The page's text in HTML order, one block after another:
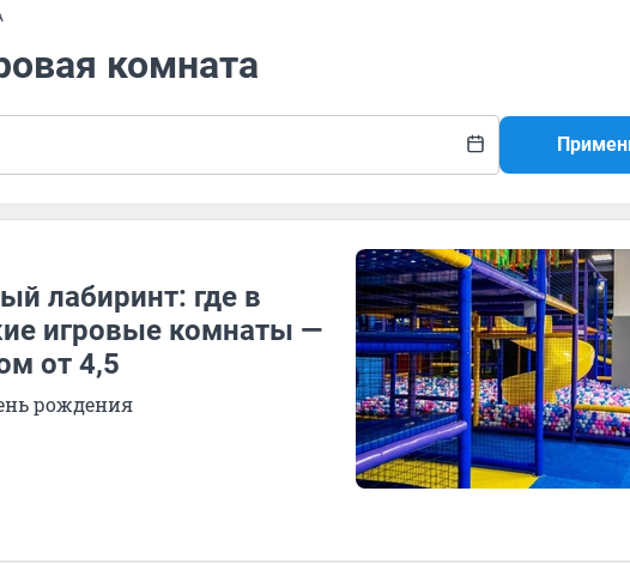
комната
лабиринт: где в
игровые комнаты —
от 4,5
рождения